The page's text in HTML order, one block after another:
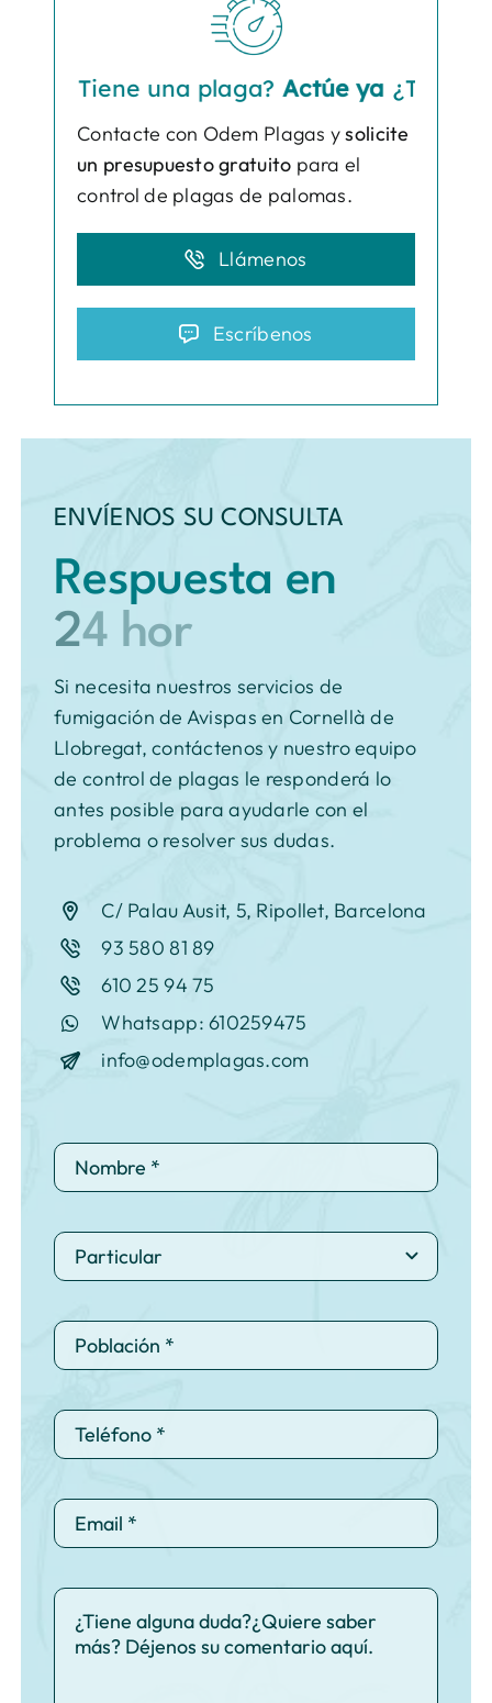
¿Tiene una plaga?Actúe ya ¿Tiene una
Contacte con Odem Plagas ysolicite
un presupuesto gratuito para el
control de plagas de palomas.
Llámenos
Escríbenos
ENVÍENOS SU CONSULTA
Respuesta en
Si necesita nuestros servicios de
fumigación de Avispas en Cornellà de
Llobregat, contáctenos y nuestro equipo
de control de plagas le responderá lo
antes posible para ayudarle con el
problema o resolver sus dudas.
C/ Palau Ausit, 5, Ripollet, Barcelona
93 580 81 89
610 25 94 75
Whatsapp: 610259475
info@odemplagas.com